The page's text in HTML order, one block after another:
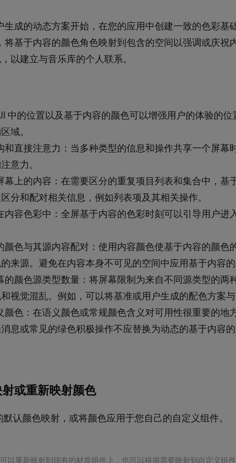
生成的动态方案开始，在您的应用中创建一致的色彩基础
将基于内容的颜色角色映射到包含的空间以强调或庆祝
以建立与音乐库的个人联系。
中的位置以及基于内容的颜色可以增强用户的体验的
域。
和直接注意力：当多种类型的信息和操作共享一个屏幕
意力。
幕上的内容：在需要区分的重复项目列表和集合中，基
分和配对相关信息，例如列表项及其相关操作。
内容色彩中：全屏基于内容的色彩时刻可以引导用户进
颜色与其源内容配对：使用内容颜色使基于内容的颜色
来源。避免在内容本身不可见的空间中应用基于内容的
的颜色源类型数量：将屏幕限制为来自不同源类型的两
视觉混乱。例如，可以将基准或用户生成的配色方案
颜色：在语义颜色或常规颜色含义对可用性很重要的地
息或常见的绿色积极操作不应替换为动态的基于内容
或重新映射颜色
认颜色映射，或将颜色应用于您自己的自定义组件。
以重新映射到现有的材质组件上，也可以根据需要映射到自定义组